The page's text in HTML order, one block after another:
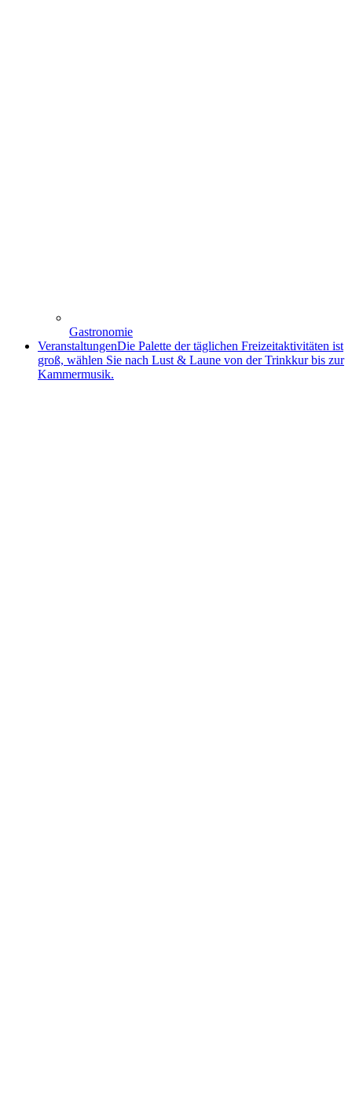
Gastronomie
VeranstaltungenDie Palette der täglichen Freizeitaktivitäten ist
groß, wählen Sie nach Lust & Laune von der Trinkkur bis zur
Kammermusik.